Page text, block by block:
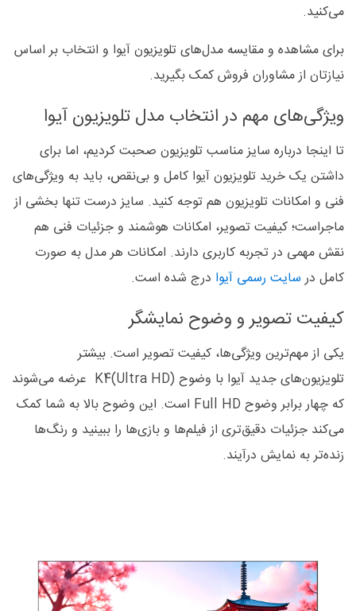
می‌کنید.
برای مشاهده و مقایسه مدل‌های تلویزیون آیوا و انتخاب بر اساس
نیازتان از مشاوران فروش کمک بگیرید.
ویژگی‌های مهم در انتخاب مدل تلویزیون آیوا
تا اینجا درباره سایز مناسب تلویزیون صحبت کردیم، اما برای
داشتن یک خرید تلویزیون آیوا کامل و بی‌نقص، باید به ویژگی‌های
فنی و امکانات تلویزیون هم توجه کنید. سایز درست تنها بخشی از
ماجراست؛ کیفیت تصویر، امکانات هوشمند و جزئیات فنی هم
نقش مهمی در تجربه کاربری دارند. امکانات هر مدل به صورت
کامل درسایت رسمی آیوا درج شده است.
کیفیت تصویر و وضوح نمایشگر
یکی از مهم‌ترین ویژگی‌ها، کیفیت تصویر است. بیشتر
تلویزیون‌های جدید آیوا با وضوح K4(Ultra HD) عرضه می‌شوند
که چهار برابر وضوح Full HD است. این وضوح بالا به شما کمک
می‌کند جزئیات دقیق‌تری از فیلم‌ها و بازی‌ها را ببینید و رنگ‌ها
زنده‌تر به نمایش درآیند.